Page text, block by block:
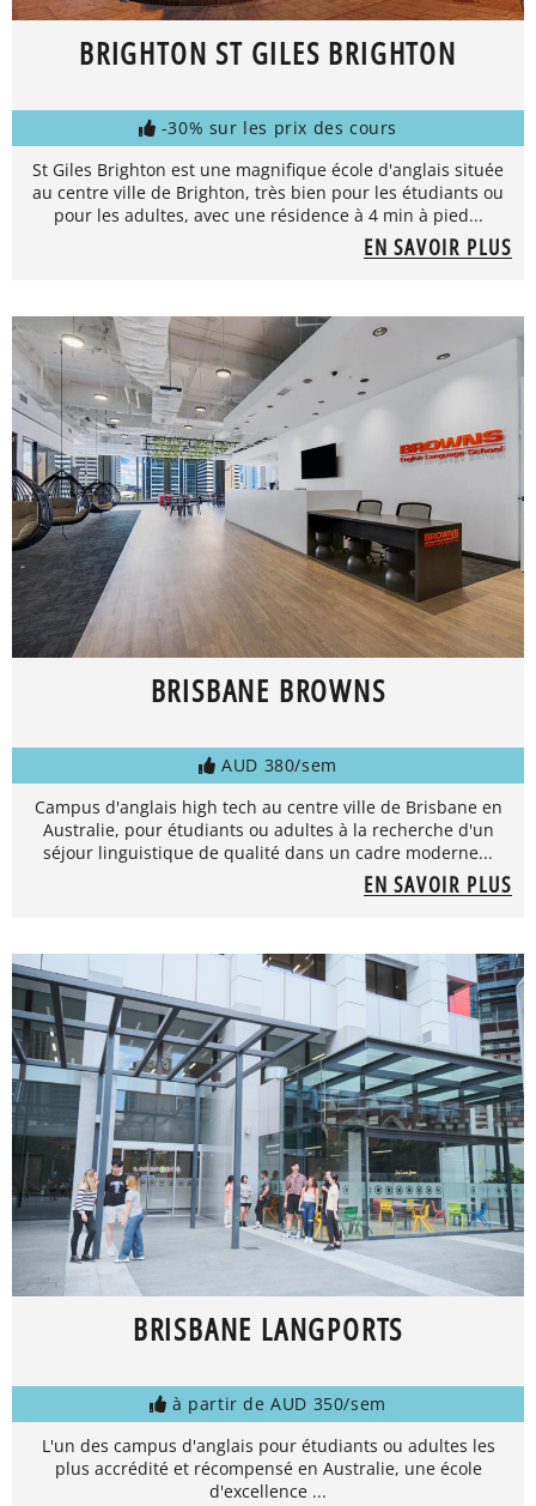
BRIGHTON ST GILES BRIGHTON
-30% sur les prix des cours
St Giles Brighton est une magnifique école d'anglais située
au centre ville de Brighton, très bien pour les étudiants ou
pour les adultes, avec une résidence à 4 min à pied...
EN SAVOIR PLUS
BRISBANE BROWNS
AUD 380/sem
Campus d'anglais high tech au centre ville de Brisbane en
Australie, pour étudiants ou adultes à la recherche d'un
séjour linguistique de qualité dans un cadre moderne...
EN SAVOIR PLUS
BRISBANE LANGPORTS
à partir de AUD 350/sem
L'un des campus d'anglais pour étudiants ou adultes les
plus accrédité et récompensé en Australie, une école
d'excellence ...